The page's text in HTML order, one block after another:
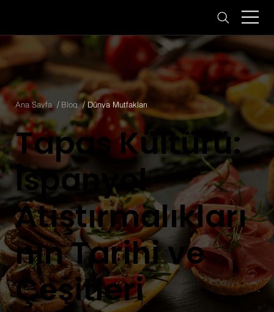
Ana Sayfa / Blog / Dünya Mutfakları
Tapas Kültürü:
İspanyol
Atıştırmalıkları
nın Tarihi ve
Çeşitleri